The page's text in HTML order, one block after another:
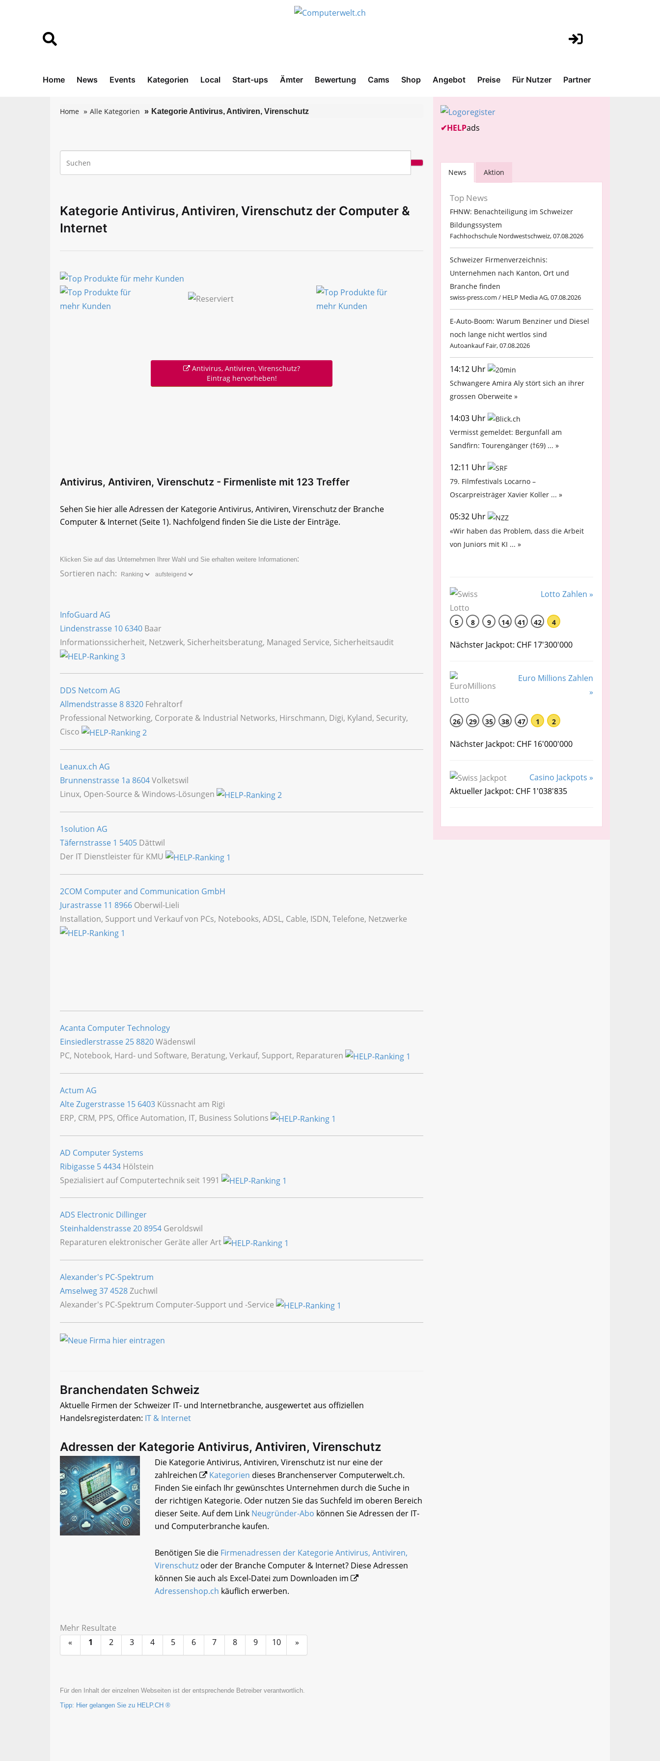
Home News Events Kategorien Local Start-ups Ämter Bewertung Cams Shop Angebot Preise Für Nutzer Partner
Home Alle Kategorien Kategorie Antivirus, Antiviren, Virenschutz
Kategorie Antivirus, Antiviren, Virenschutz der Computer &
Internet
Antivirus, Antiviren, Virenschutz?
Eintrag hervorheben!
Antivirus, Antiviren, Virenschutz - Firmenliste mit 123 Treffer
Sehen Sie hier alle Adressen der Kategorie Antivirus, Antiviren, Virenschutz der Branche
Computer & Internet(Seite 1). Nachfolgend finden Sie die Liste der Einträge.
Klicken Sie auf das Unternehmen Ihrer Wahl und Sie erhalten weitere Informationen:
Sortieren nach:
InfoGuard AG
Lindenstrasse 10 6340 Baar
Informationssicherheit, Netzwerk, Sicherheitsberatung, Managed Service, Sicherheitsaudit
DDS Netcom AG
Allmendstrasse 88320 Fehraltorf
Professional Networking, Corporate & Industrial Networks, Hirschmann, Digi, Kyland, Security,
Cisco
Leanux.ch AG
Brunnenstrasse 1a 8604Volketswil
Linux, Open-Source & Windows-Lösungen
1solution AG
Täfernstrasse 1 5405 Dättwil
Der IT Dienstleister für KMU
2COM Computer and Communication GmbH
Jurastrasse 11 8966 Oberwil-Lieli
Installation, Support und Verkauf von PCs, Notebooks, ADSL, Cable, ISDN, Telefone, Netzwerke
Acanta Computer Technology
Einsiedlerstrasse 258820Wädenswil
PC, Notebook, Hard- und Software, Beratung, Verkauf, Support, Reparaturen
Actum AG
Alte Zugerstrasse 15 6403 Küssnacht am Rigi
ERP, CRM, PPS, Office Automation, IT, Business Solutions
AD Computer Systems
Ribigasse 54434 Hölstein
Spezialisiert auf Computertechnik seit 1991
ADS Electronic Dillinger
Steinhaldenstrasse 208954 Geroldswil
Reparaturen elektronischer Geräte aller Art
Alexander's PC-Spektrum
Amselweg 374528Zuchwil
Alexander's PC-Spektrum Computer-Support und -Service
Branchendaten Schweiz
Aktuelle Firmen der Schweizer IT- und Internetbranche, ausgewertet aus offiziellen
Handelsregisterdaten: IT & Internet
Adressen der Kategorie Antivirus, Antiviren, Virenschutz
Die Kategorie Antivirus, Antiviren, Virenschutz ist nur eine der
zahlreichen
Kategorien dieses Branchenserver Computerwelt.ch.
Finden Sie einfach Ihr gewünschtes Unternehmen durch die Suche in
der richtigen Kategorie. Oder nutzen Sie das Suchfeld im oberen Bereich
dieser Seite. Auf dem Link Neugründer-Abo können Sie Adressen der IT-
und Computerbranche kaufen.
Benötigen Sie die Firmenadressen der Kategorie Antivirus, Antiviren,
Virenschutzoder der Branche Computer & Internet? Diese Adressen
können Sie auch als Excel-Datei zum Downloaden im
Adressenshop.ch käuflich erwerben.
Mehr Resultate
«
1 2 3 4 5 6 7 8 9 10 »
Für den Inhalt der einzelnen Webseiten ist der entsprechende Betreiber verantwortlich.
Tipp: Hier gelangen Sie zu HELP.CH ®
✔HELPads
News Aktion
Top News
FHNW: Benachteiligung im Schweizer
Bildungssystem
Fachhochschule Nordwestschweiz, 07.08.2026
Schweizer Firmenverzeichnis:
Unternehmen nach Kanton, Ort und
Branche finden
swiss-press.com / HELP Media AG, 07.08.2026
E-Auto-Boom: Warum Benziner und Diesel
noch lange nicht wertlos sind
Autoankauf Fair, 07.08.2026
14:12 Uhr
Schwangere Amira Aly stört sich an ihrer
grossen Oberweite »
14:03 Uhr
Vermisst gemeldet: Bergunfall am
Sandfirn: Tourengänger (†69) ... »
12:11 Uhr
79. Filmfestivals Locarno –
Oscarpreisträger Xavier Koller ... »
05:32 Uhr
«Wir haben das Problem, dass die Arbeit
von Juniors mit KI ... »
Lotto Zahlen »
5 8 9 14 41 42 4
Nächster Jackpot: CHF 17'300'000
Euro Millions Zahlen
»
26 29 35 38 47 1 2
Nächster Jackpot: CHF 16'000'000
Casino Jackpots »
Aktueller Jackpot: CHF 1'038'835